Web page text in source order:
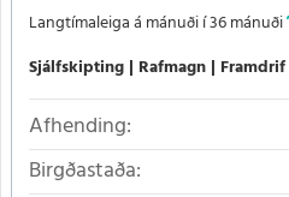
Langtímaleiga á mánuði í 36 mánuði
Sjálfskipting Rafmagn Framdrif
Afhending:
Birgðastaða: